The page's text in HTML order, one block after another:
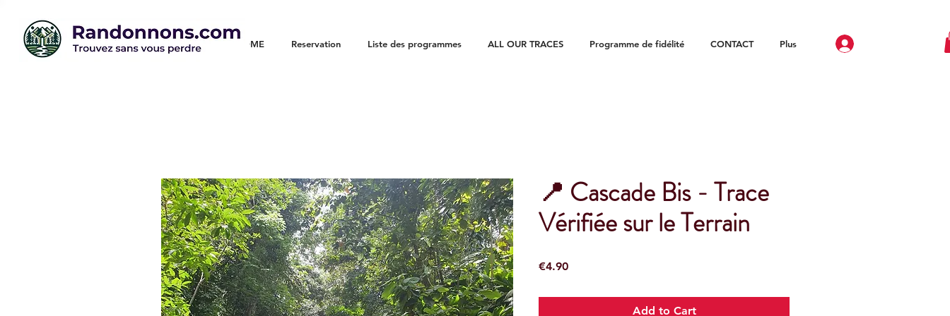
WELCOME Reservation Liste des programmes ALL OUR TRACES Programme de fidélité CONTACT Plus
📍 Cascade Bis - Trace
Vérifiée sur le Terrain
€4.90Price
Add to Cart